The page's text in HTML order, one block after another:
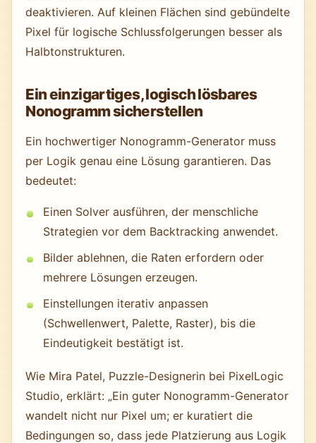
deaktivieren. Auf kleinen Flächen sind gebündelte
Pixel für logische Schlussfolgerungen besser als
Halbtonstrukturen.
Ein einzigartiges, logisch lösbares
Nonogramm sicherstellen
Ein hochwertiger Nonogramm-Generator muss
per Logik genau eine Lösung garantieren. Das
bedeutet:
Einen Solver ausführen, der menschliche
Strategien vor dem Backtracking anwendet.
Bilder ablehnen, die Raten erfordern oder
mehrere Lösungen erzeugen.
Einstellungen iterativ anpassen
(Schwellenwert, Palette, Raster), bis die
Eindeutigkeit bestätigt ist.
Wie Mira Patel, Puzzle-Designerin bei PixelLogic
Studio, erklärt: „Ein guter Nonogramm-Generator
wandelt nicht nur Pixel um; er kuratiert die
Bedingungen so, dass jede Platzierung aus Logik